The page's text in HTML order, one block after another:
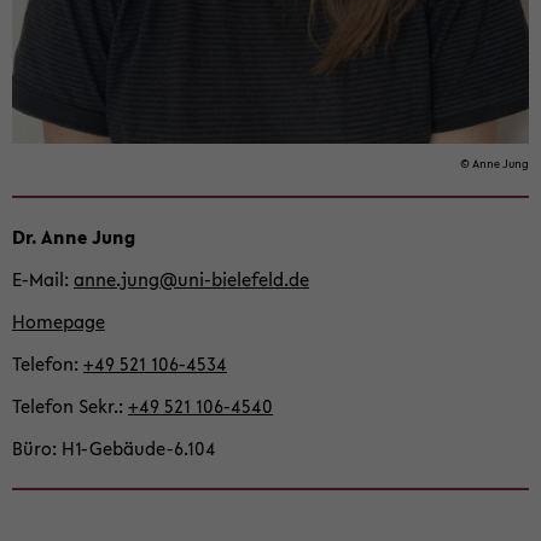
© Anne Jung
Dr. Anne Jung
E-​Mail anne.jung@uni-​bielefeld.de
Home­page
Te­le­fon +49 521 106-​4534
Te­le­fon Sekr. +49 521 106-​4540
Büro H1-​Gebäude-6.104